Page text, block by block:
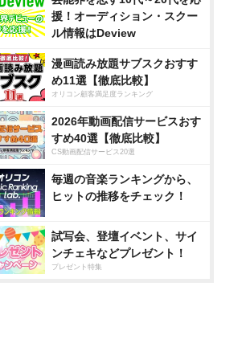
援！オーディション・スクー
ル情報はDeview
漫画読み放題サブスクおすす
め11選【徹底比較】
オリコン顧客満足度ランキング
2026年動画配信サービスおす
すめ40選【徹底比較】
CS動画配信サービス20選
毎週の音楽ランキングから、
ヒットの推移をチェック！
試写会、登壇イベント、サイ
ンチェキなどプレゼント！
プレゼント特集